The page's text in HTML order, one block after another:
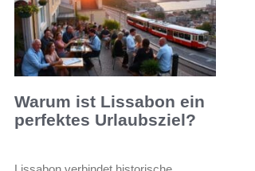
Warum ist Lissabon ein
perfektes Urlaubsziel?